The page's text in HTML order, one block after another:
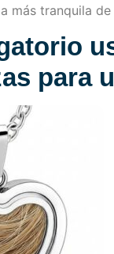
más tranquila
para